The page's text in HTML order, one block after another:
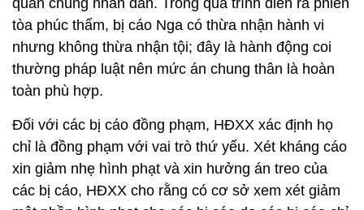
quần chúng nhân dân. Trong quá trình diễn ra phiên
tòa phúc thẩm, bị cáo Nga có thừa nhận hành vi
nhưng không thừa nhận tội; đây là hành động coi
thường pháp luật nên mức án chung thân là hoàn
toàn phù hợp.
Đối với các bị cáo đồng phạm, HĐXX xác định họ
chỉ là đồng phạm với vai trò thứ yếu. Xét kháng cáo
xin giảm nhẹ hình phạt và xin hưởng án treo của
các bị cáo, HĐXX cho rằng có cơ sở xem xét giảm